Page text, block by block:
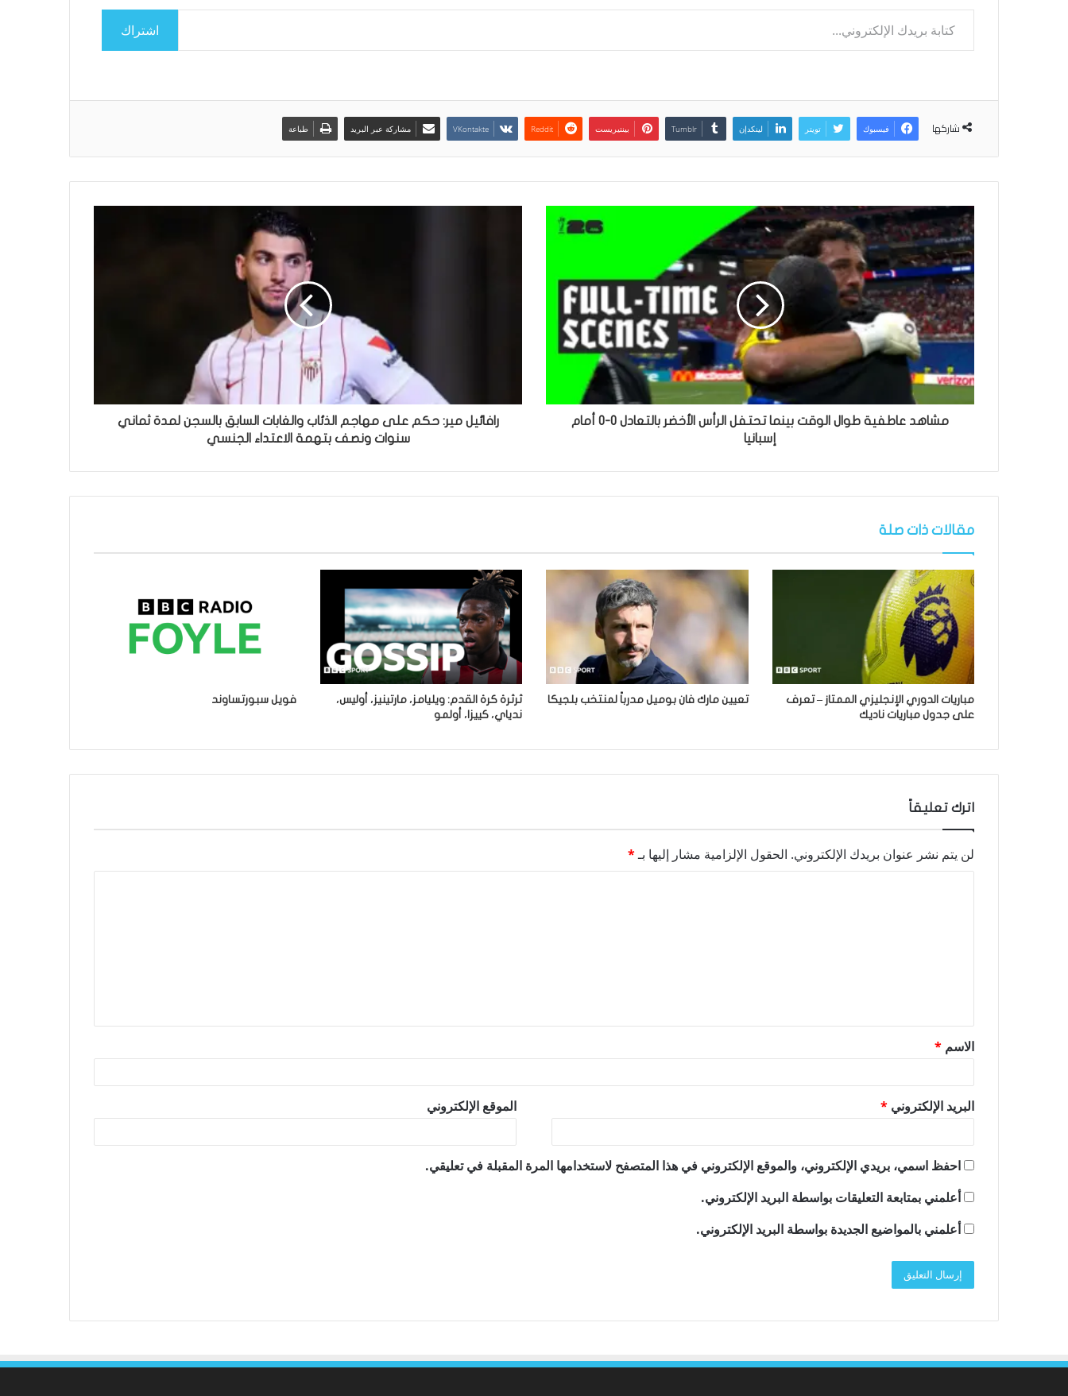
كتابة بريدك الإلكتروني...
اشتراك
شاركها فيسبوك تويتر لينكدإن بينتيريست مشاركة عبر البريد طباعة
مشاهد عاطفية طوال الوقت بينما تحتفل الرأس الأخضر بالتعادل 0-0 أمام
إسبانيا
رافائيل مير: حكم على مهاجم الذئاب والغابات السابق بالسجن لمدة ثماني
سنوات ونصف بتهمة الاعتداء الجنسي
مقالات ذات صلة
مباريات الدوري الإنجليزي الممتاز – تعرف
على جدول مباريات ناديك
تعيين مارك فان بوميل مدرباً لمنتخب بلجيكا
ثرثرة كرة القدم: ويليامز، مارتينيز، أوليس،
ندياي، كييزا، أولمو
فويل سبورتساوند
اترك تعليقاً
لن يتم نشر عنوان بريدك الإلكتروني. الحقول الإلزامية مشار إليها بـ*
ق
*
الاسم *
البريد الإلكتروني * الموقع الإلكتروني
احفظ اسمي، بريدي الإلكتروني، والموقع الإلكتروني في هذا المتصفح لاستخدامها المرة المقبلة في تعليقي.
أعلمني بمتابعة التعليقات بواسطة البريد الإلكتروني.
أعلمني بالمواضيع الجديدة بواسطة البريد الإلكتروني.